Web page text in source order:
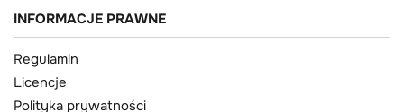
INFORMACJE PRAWNE
Regulamin
Licencje
Polityka prywatności